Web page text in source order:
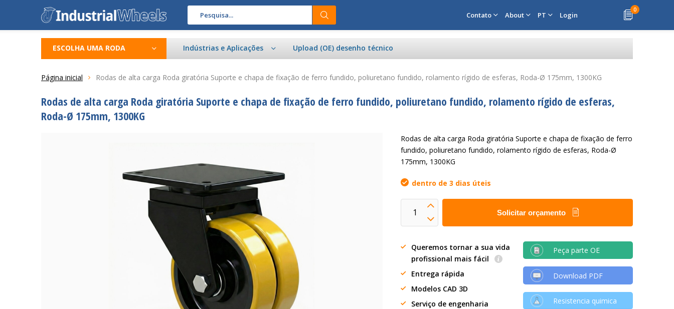
Contato About PT Login
0
ESCOLHA UMA RODA Indústrias e Aplicações Upload (OE) desenho técnico
Página inicial Rodas de alta carga Roda giratória Suporte e chapa de fixação de ferro fundido, poliuretano fundido, rolamento rígido de esferas, Roda-Ø 175mm, 1300KG
Rodas de alta carga Roda giratória Suporte e chapa de fixação de ferro fundido, poliuretano fundido, rolamento rígido de esferas,
Roda-Ø 175mm, 1300KG
Rodas de alta carga Roda giratória Suporte e chapa de fixação de ferro
fundido, poliuretano fundido, rolamento rígido de esferas, Roda-Ø
175mm, 1300KG
dentro de 3 dias úteis
Solicitar orçamento
Queremos tornar a sua vida
profissional mais fácil
Entrega rápida
Modelos CAD 3D
Serviço de engenharia
Peça parte OE
Download PDF
Resistencia quimica